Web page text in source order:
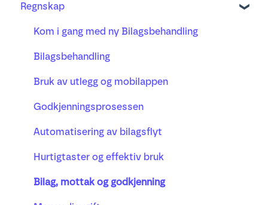
Regnskap
Fakturering
Bank
Prosjekt
Lønn
Busy timeregistrering
Regnskap
Kom i gang med ny Bilagsbehandling
Bilagsbehandling
Bruk av utlegg og mobilappen
Godkjenningsprosessen
Automatisering av bilagsflyt
Hurtigtaster og effektiv bruk
Bilag, mottak og godkjenning